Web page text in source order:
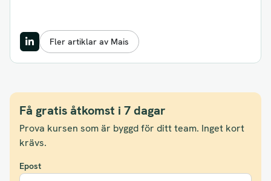
Fler artiklar av Mais
Få gratis åtkomst i 7 dagar
Prova kursen som är byggd för ditt team. Inget kort
krävs.
Epost